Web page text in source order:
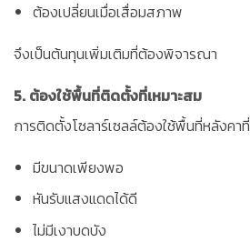
ต้องเปลี่ยนเมื่อเสื่อมสภาพ
จึงเป็นต้นทุนเพิ่มเติมที่ต้องพิจารณา
5. ต้องใช้พื้นที่ติดตั้งที่เหมาะสม
การติดตั้งโซลาร์เซลล์ต้องใช้พื้นที่หลังคาที่
มีขนาดเพียงพอ
หันรับแสงแดดได้ดี
ไม่มีเงาบดบัง